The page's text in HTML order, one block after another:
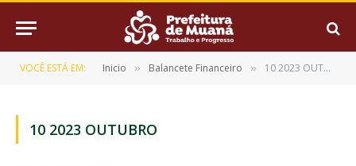
VOCÊ ESTÁ EM: Inicio » Balancete Financeiro » 10 2023 OUTUBRO
10 2023 OUTUBRO